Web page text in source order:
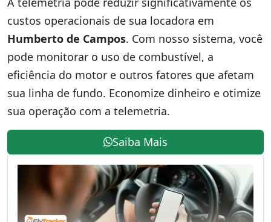
custos operacionais de sua locadora em
Humberto de Campos. Com nosso sistema, você
pode monitorar o uso de combustível, a
eficiência do motor e outros fatores que afetam
sua linha de fundo. Economize dinheiro e otimize
sua operação com a telemetria.
Saiba Mais